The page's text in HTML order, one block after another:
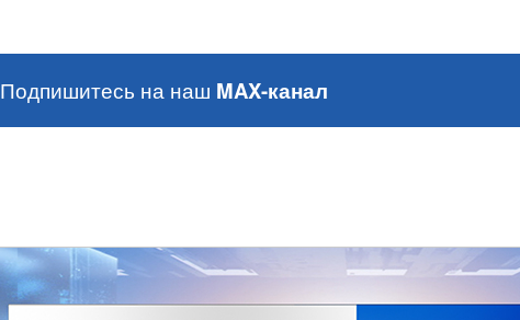
Подпишитесь на наш MAX-канал